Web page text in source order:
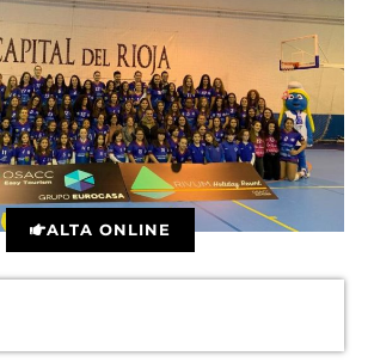
ALTA ONLINE